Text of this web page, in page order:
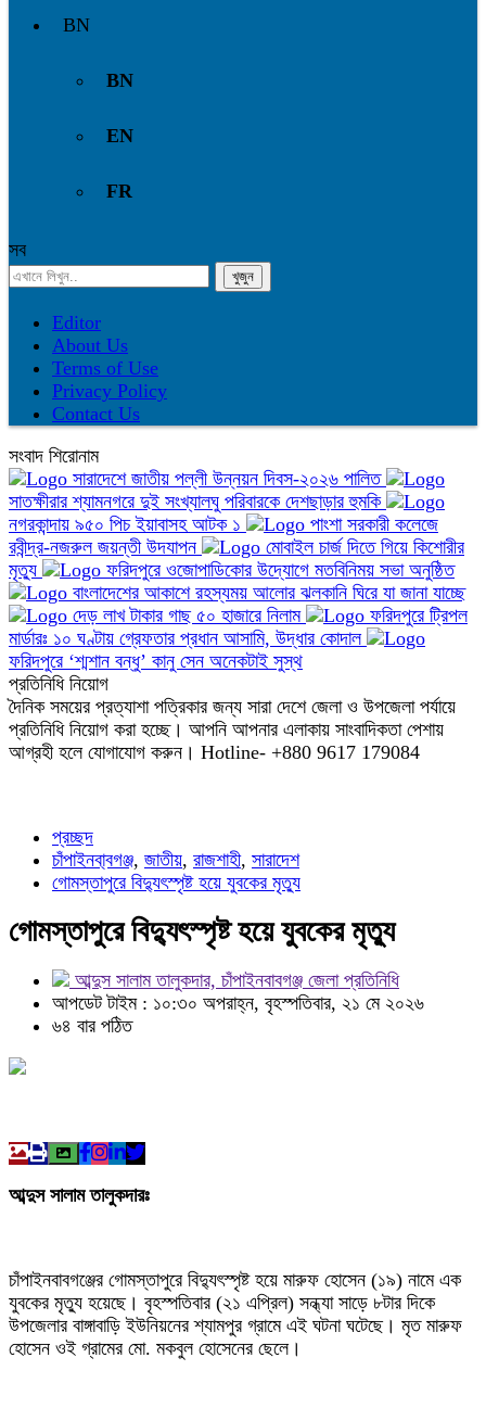
BN
BN
EN
FR
সব
Editor
About Us
Terms of Use
Privacy Policy
Contact Us
সংবাদ শিরোনাম
সারাদেশে জাতীয় পল্লী উন্নয়ন দিবস-২০২৬ পালিত
সাতক্ষীরার শ্যামনগরে দুই সংখ্যালঘু পরিবারকে দেশছাড়ার হুমকি
নগরকান্দায় ৯৫০ পিচ ইয়াবাসহ আটক ১
পাংশা সরকারী কলেজে
রবীন্দ্র-নজরুল জয়ন্তী উদযাপন
মোবাইল চার্জ দিতে গিয়ে কিশোরীর
মৃত্যু
ফরিদপুরে ওজোপাডিকোর উদ্যোগে মতবিনিময় সভা অনুষ্ঠিত
বাংলাদেশের আকাশে রহস্যময় আলোর ঝলকানি ঘিরে যা জানা যাচ্ছে
দেড় লাখ টাকার গাছ ৫০ হাজারে নিলাম
ফরিদপুরে ট্রিপল
মার্ডারঃ ১০ ঘণ্টায় গ্রেফতার প্রধান আসামি, উদ্ধার কোদাল
ফরিদপুরে ‘শ্মশান বন্ধু’ কানু সেন অনেকটাই সুস্থ
প্রতিনিধি নিয়োগ
দৈনিক সময়ের প্রত্যাশা পত্রিকার জন্য সারা দেশে জেলা ও উপজেলা পর্যায়ে
প্রতিনিধি নিয়োগ করা হচ্ছে। আপনি আপনার এলাকায় সাংবাদিকতা পেশায়
আগ্রহী হলে যোগাযোগ করুন। Hotline- +880 9617 179084
প্রচ্ছদ
চাঁপাইনবা্বগঞ্জ, জাতীয়, রাজশাহী, সারাদেশ
গোমস্তাপুরে বিদ্যুৎস্পৃষ্ট হয়ে যুবকের মৃত্যু
গোমস্তাপুরে বিদ্যুৎস্পৃষ্ট হয়ে যুবকের মৃত্যু
আব্দুস সালাম তালুকদার, চাঁপাইনবাবগঞ্জ জেলা প্রতিনিধি
আপডেট টাইম : ১০:৩০ অপরাহ্ন, বৃহস্পতিবার, ২১ মে ২০২৬
৬৪ বার পঠিত
আব্দুস সালাম তালুকদারঃ
চাঁপাইনবাবগঞ্জের গোমস্তাপুরে বিদ্যুৎস্পৃষ্ট হয়ে মারুফ হোসেন (১৯) নামে এক
যুবকের মৃত্যু হয়েছে। বৃহস্পতিবার (২১ এপ্রিল) সন্ধ্যা সাড়ে ৮টার দিকে
উপজেলার বাঙ্গাবাড়ি ইউনিয়নের শ্যামপুর গ্রামে এই ঘটনা ঘটেছে। মৃত মারুফ
হোসেন ওই গ্রামের মো. মকবুল হোসেনের ছেলে।